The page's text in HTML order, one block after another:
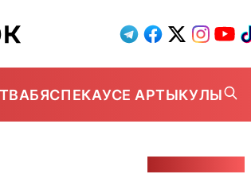
БЯСПЕКАУСЕ АРТЫКУЛЫ